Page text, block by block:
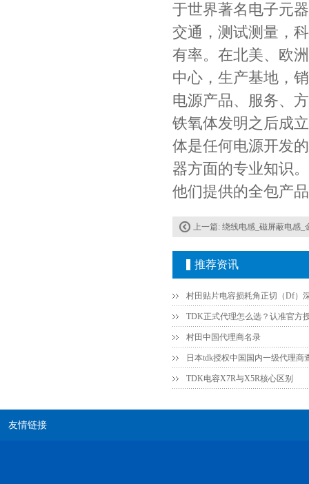
于世界著名电子元
交通，测试测量，
有率。在北美、欧
中心，生产基地，
电源产品、服务、
铁氧体发明之后成
体是任何电源开发
器方面的专业知识
他们提供的全包产
上一篇: 绕线电感_磁屏蔽电感_
推荐资讯
村田中国代理商名录
日本tdk授权中国国内一级代理商
TDK电容X7R与X5R核心区别
友情链接